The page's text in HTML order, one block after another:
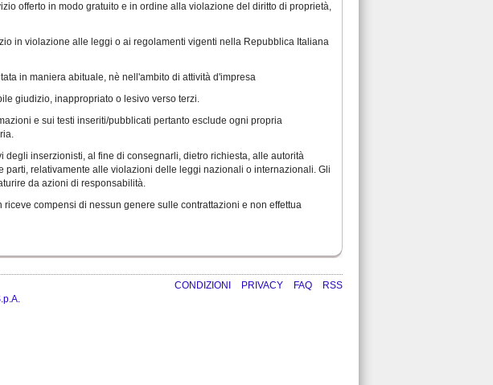
offerto in modo gratuito e in ordine alla violazione del diritto di proprietà,
in violazione alle leggi o ai regolamenti vigenti nella Repubblica Italiana
in maniera abituale, nè nell'ambito di attività d'impresa
giudizio, inappropriato o lesivo verso terzi.
e sui testi inseriti/pubblicati pertanto esclude ogni propria
inserzionisti, al fine di consegnarli, dietro richiesta, alle autorità
relativamente alle violazioni delle leggi nazionali o internazionali. Gli
da azioni di responsabilità.
compensi di nessun genere sulle contrattazioni e non effettua
CONDIZIONI PRIVACY FAQ
RSS